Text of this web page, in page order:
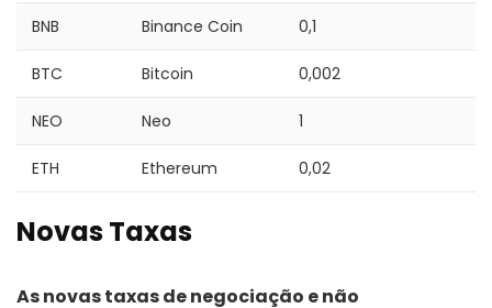
BNB Binance Coin 0,1
BTC Bitcoin 0,002
NEO Neo 1
ETH Ethereum 0,02
Novas Taxas
As novas taxas de negociação e não